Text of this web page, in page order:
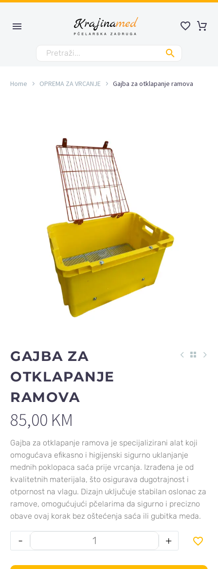
Home OPREMA ZA VRCANJE Gajba za otklapanje ramova
GAJBA ZA
OTKLAPANJE
RAMOVA
85,00 KM
Gajba za otklapanje ramova je specijalizirani alat koji
omogućava efikasno i higijenski sigurno uklanjanje
mednih poklopaca saća prije vrcanja. Izrađena je od
kvalitetnih materijala, što osigurava dugotrajnost i
otpornost na vlagu. Dizajn uključuje stabilan oslonac za
ramove, omogućujući pčelarima da sigurno i precizno
obave ovaj korak bez oštećenja saća ili gubitka meda.
- + 